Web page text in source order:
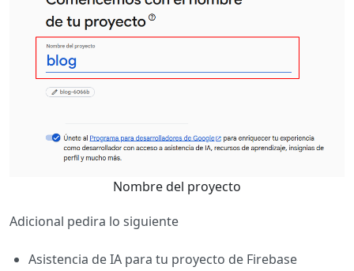
Nombre del proyecto
Adicional pedira lo siguiente
Asistencia de IA para tu proyecto de Firebase